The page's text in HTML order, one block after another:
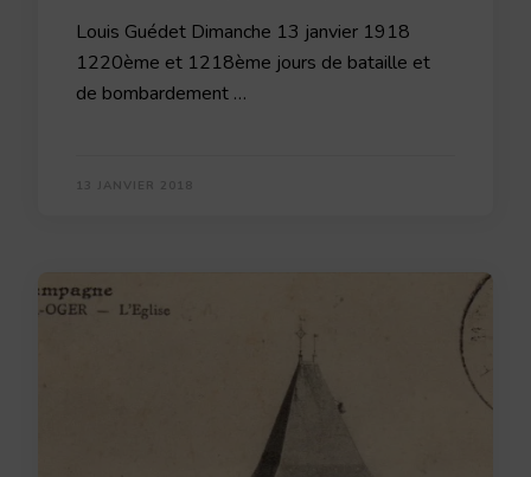
Louis Guédet Dimanche 13 janvier 1918
1220ème et 1218ème jours de bataille et
de bombardement …